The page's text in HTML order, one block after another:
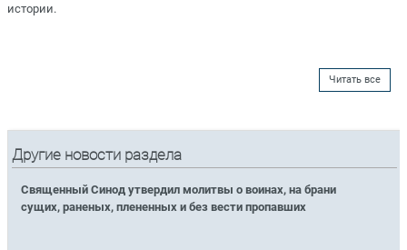
истории.
Читать все
Другие новости раздела
Священный Синод утвердил молитвы о воинах, на брани
сущих, раненых, плененных и без вести пропавших